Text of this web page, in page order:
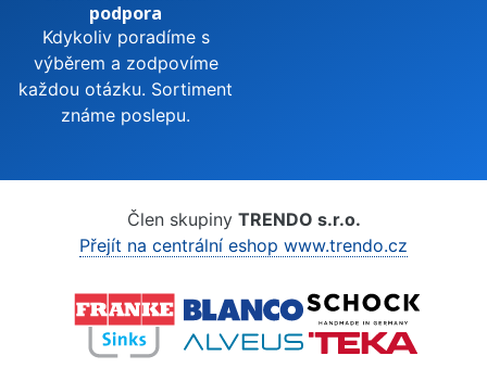
podpora
Kdykoliv poradíme s
výběrem a zodpovíme
každou otázku. Sortiment
známe poslepu.
Člen skupiny TRENDO s.r.o.
Přejít na centrální eshop www.trendo.cz